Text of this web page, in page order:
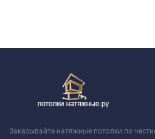
Заказывайте натяжные потолки по